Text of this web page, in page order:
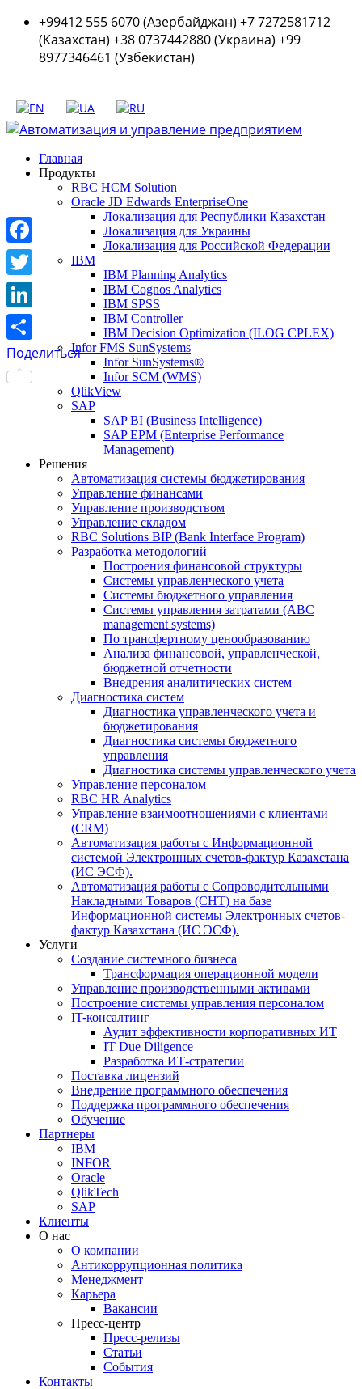
+99412 555 6070 (Азербайджан) +7 7272581712
(Казахстан) +38 0737442880 (Украина) +99
8977346461 (Узбекистан)
Главная
Продукты
RBC HCM Solution
Oracle JD Edwards EnterpriseOne
Локализация для Республики Казахстан
Локализация для Украины
Локализация для Российской Федерации
IBM
IBM Planning Analytics
IBM Cognos Analytics
IBM SPSS
IBM Controller
IBM Decision Optimization (ILOG CPLEX)
Infor FMS SunSystems
Infor SunSystems®
Infor SCM (WMS)
QlikView
SAP
SAP BI (Business Intelligence)
SAP EPM (Enterprise Performance
Management)
Решения
Автоматизация системы бюджетирования
Управление финансами
Управление производством
Управление складом
RBC Solutions BIP (Bank Interface Program)
Разработка методологий
Построения финансовой структуры
Системы управленческого учета
Системы бюджетного управления
Системы управления затратами (АBC
management systems)
По трансфертному ценообразованию
Анализа финансовой, управленческой,
бюджетной отчетности
Внедрения аналитических систем
Диагностика систем
Диагностика управленческого учета и
бюджетирования
Диагностика системы бюджетного
управления
Диагностика системы управленческого учета
Управление персоналом
RBC HR Аnalytics
Управление взаимоотношениями с клиентами
(СRM)
Автоматизация работы с Информационной
системой Электронных счетов-фактур Казахстана
(ИС ЭСФ).
Автоматизация работы с Сопроводительными
Накладными Товаров (СНТ) на базе
Информационной системы Электронных счетов-
фактур Казахстана (ИС ЭСФ).
Услуги
Создание системного бизнеса
Трансформация операционной модели
Управление производственными активами
Построение системы управления персоналом
IT-консалтинг
Аудит эффективности корпоративных ИТ
IT Due Diligence
Разработка ИТ-стратегии
Поставка лицензий
Внедрение программного обеспечения
Поддержка программного обеспечения
Обучение
Партнеры
IBM
INFOR
Oracle
QlikTech
SAP
Клиенты
О нас
О компании
Антикоррупционная политика
Менеджмент
Карьера
Вакансии
Пресс-центр
Пресс-релизы
Статьи
События
Контакты
Facebook
Twitter
LinkedIn
Поделиться